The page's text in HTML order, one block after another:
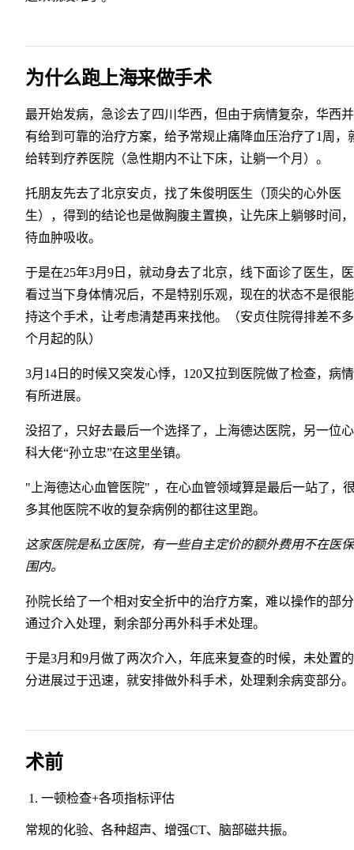
为什么跑上海来做手术
最开始发病，急诊去了四川华西，但由于病情复杂，华西
有给到可靠的治疗方案，给予常规止痛降血压治疗了1周，
给转到疗养医院（急性期内不让下床，让躺一个月）。
托朋友先去了北京安贞，找了朱俊明医生（顶尖的心外医
生），得到的结论也是做胸腹主置换，让先床上躺够时间
待血肿吸收。
于是在25年3月9日，就动身去了北京，线下面诊了医生，
看过当下身体情况后，不是特别乐观，现在的状态不是很
持这个手术，让考虑清楚再来找他。（安贞住院得排差不
个月起的队）
3月14日的时候又突发心悸，120又拉到医院做了检查，病
有所进展。
没招了，只好去最后一个选择了，上海德达医院，另一位
科大佬“孙立忠”在这里坐镇。
"上海德达心血管医院" ，在心血管领域算是最后一站了，
多其他医院不收的复杂病例的都往这里跑。
这家医院是私立医院，有一些自主定价的额外费用不在医
围内。
孙院长给了一个相对安全折中的治疗方案，难以操作的部
通过介入处理，剩余部分再外科手术处理。
于是3月和9月做了两次介入，年底来复查的时候，未处置
分进展过于迅速，就安排做外科手术，处理剩余病变部分。
术前
一顿检查+各项指标评估
常规的化验、各种超声、增强CT、脑部磁共振。